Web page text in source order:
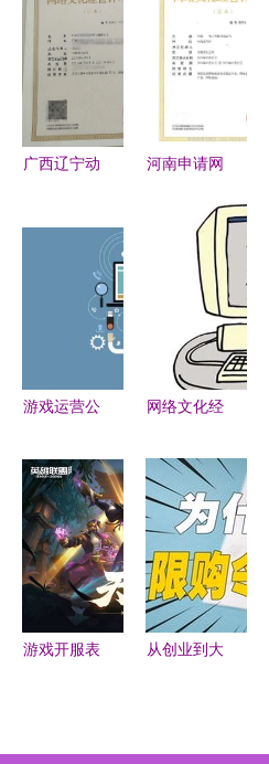
广西辽宁动
经营许可证
河南申请网
许可证有多
难？一位从
业者的真实
游戏运营公
顺序解析
网络文化经
营许可证与
ICP许可证
谁先办理？
网络文化经
购与转让
变更内容与
提交材料全
指南
游戏开服表
从创业到大